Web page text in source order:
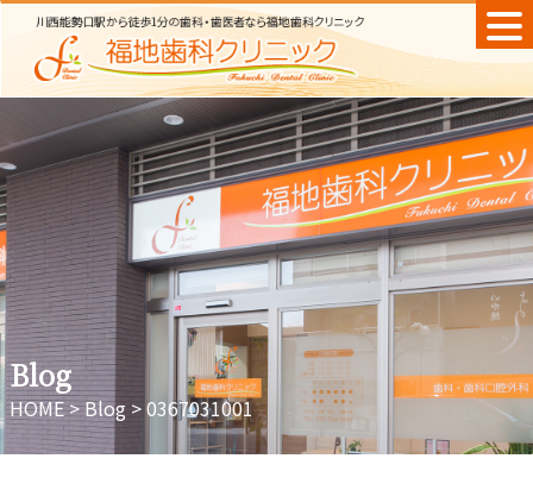
Skip
content
Blog
HOME>Blog >0367031001